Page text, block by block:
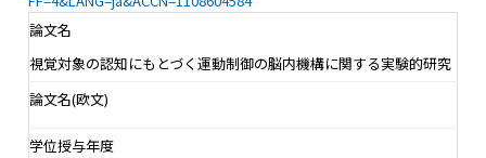
論文名
視覚対象の認知にもとづく運動制御の脳内機構に関する実験的研究
論文名(欧文)
学位授与年度